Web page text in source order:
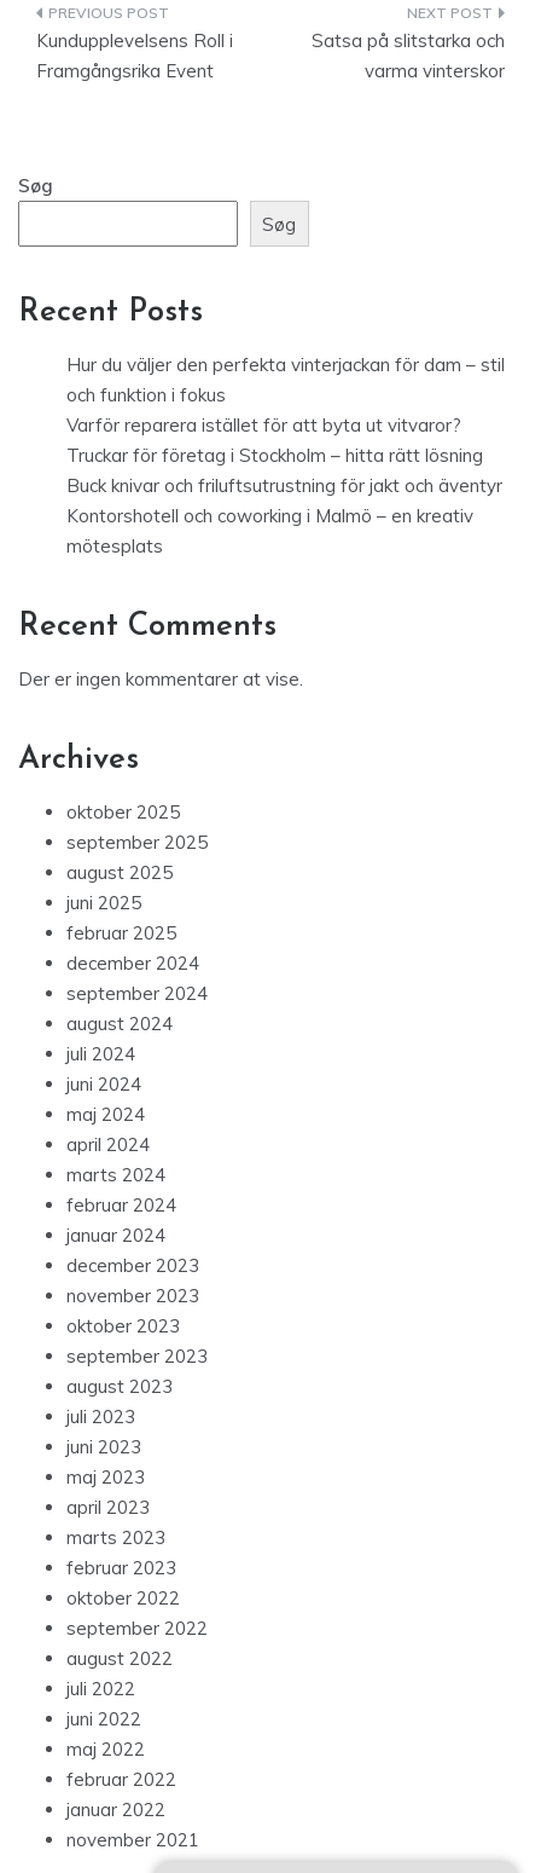
Indlægsnavigation
Kundupplevelsens Roll i
Framgångsrika Event
Satsa på slitstarka och
varma vinterskor
Søg
Søg
Recent Posts
Hur du väljer den perfekta vinterjackan för dam – stil
och funktion i fokus
Varför reparera istället för att byta ut vitvaror?
Truckar för företag i Stockholm – hitta rätt lösning
Buck knivar och friluftsutrustning för jakt och äventyr
Kontorshotell och coworking i Malmö – en kreativ
mötesplats
Recent Comments
Der er ingen kommentarer at vise.
Archives
oktober 2025
september 2025
august 2025
juni 2025
februar 2025
december 2024
september 2024
august 2024
juli 2024
juni 2024
maj 2024
april 2024
marts 2024
februar 2024
januar 2024
december 2023
november 2023
oktober 2023
september 2023
august 2023
juli 2023
juni 2023
maj 2023
april 2023
marts 2023
februar 2023
oktober 2022
september 2022
august 2022
juli 2022
juni 2022
maj 2022
februar 2022
januar 2022
november 2021